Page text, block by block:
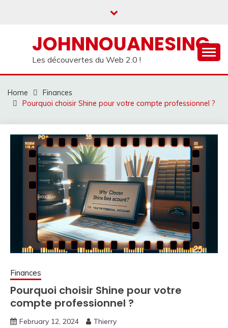
JOHNNOUANESING
Les découvertes du Web 2.0 !
Home
Finances
Pourquoi choisir Shine pour votre compte professionnel ?
Finances
Pourquoi choisir Shine pour votre
compte professionnel ?
February 12, 2024 Thierry